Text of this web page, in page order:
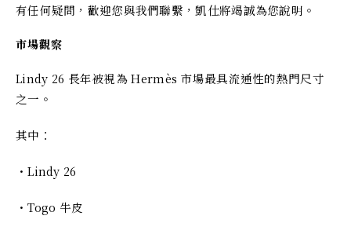
有任何疑問，歡迎您與我們聯繫，凱仕將竭誠為您說明。
市場觀察
Lindy 26 長年被視為 Hermès 市場最具流通性的熱門尺寸
之一。
其中：
・Lindy 26
・Togo 牛皮